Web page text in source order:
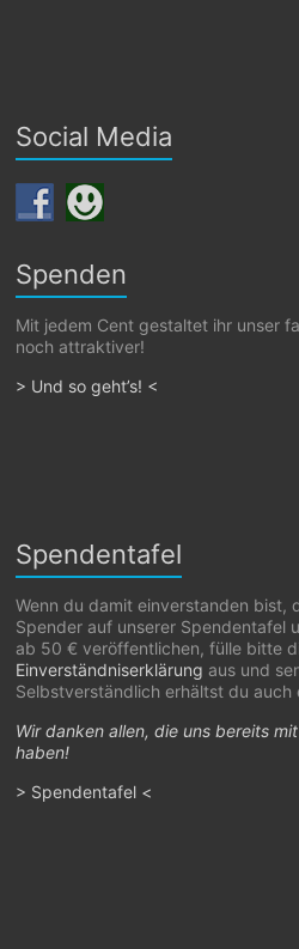
Social Media
Spenden
Mit jedem Cent gestaltet ihr unser
noch attraktiver!
> Und so geht’s! <
Spendentafel
Wenn du damit einverstanden bist,
Spender auf unserer Spendentafel
ab 50 € veröffentlichen, fülle bitte
Einverständniserklärung aus und
Selbstverständlich erhältst du auch
Wir danken allen, die uns bereits
haben!
> Spendentafel <